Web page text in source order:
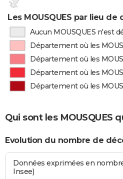
Les MOUSQUES par lieu de
Aucun MOUSQUES n'est
Département où les
Département où les
Département où les
Département où les
Qui sont les MOUSQUES
Evolution du nombre de
Données exprimées en
Insee)